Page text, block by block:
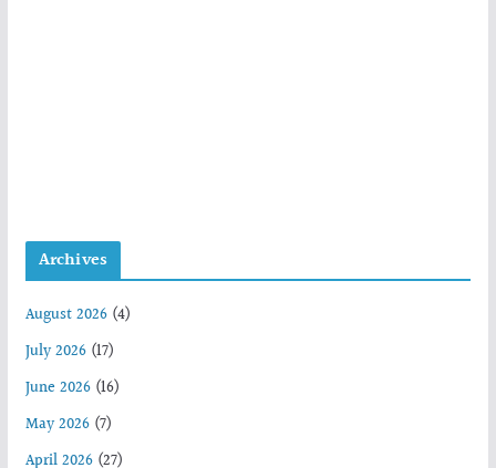
Archives
August 2026(4)
July 2026(17)
June 2026(16)
May 2026(7)
April 2026(27)